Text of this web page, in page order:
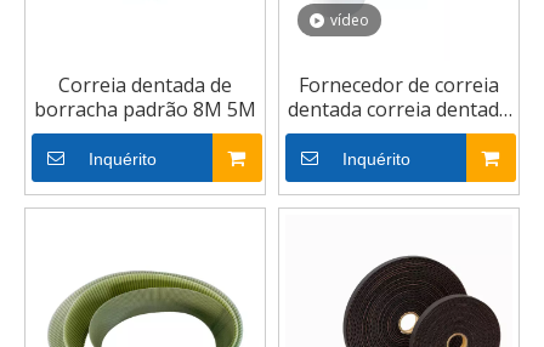
Correia dentada de
borracha padrão 8M 5M
Inquérito
vídeo
Fornecedor de correia
dentada correia dentada
OEM
Inquérito